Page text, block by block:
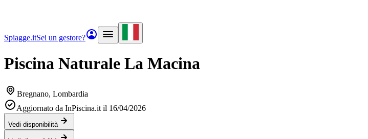
Spiagge.itSei un gestore?
Piscina Naturale La Macina
Bregnano, Lombardia
Aggiornato da InPiscina.it il 16/04/2026
Vedi disponibilità